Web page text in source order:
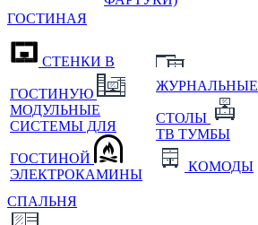
ГОСТИНАЯ
СТЕНКИ В
ГОСТИНУЮ
МОДУЛЬНЫЕ
СИСТЕМЫ ДЛЯ
ГОСТИНОЙ
ЭЛЕКТРОКАМИНЫ
ЖУРНАЛЬНЫЕ
СТОЛЫ
ТВ ТУМБЫ
КОМОДЫ
СПАЛЬНЯ